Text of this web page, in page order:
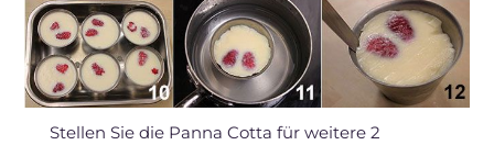
Stellen Sie die Panna Cotta für weitere 2